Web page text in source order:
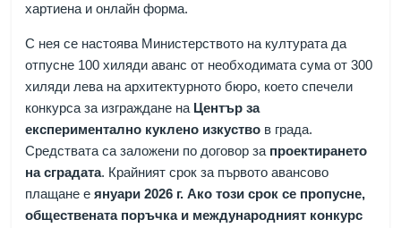
хартиена и онлайнформа.
С нея се настоява Министерството на културата да
отпусне 100 хиляди аванс от необходимата сума от300
хиляди лева на архитектурното бюро, което спечели
конкурса за изграждане на Център за
експериментално куклено изкуство в града.
Средствата са заложени по договор за проектирането
на сградата. Крайният срок за първото авансово
плащане еянуари 2026 г.Ако този срок се пропусне,
обществената поръчка и международният конкурс